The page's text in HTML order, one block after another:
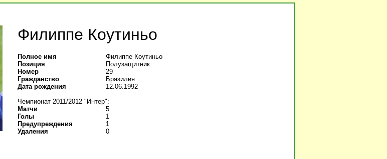
Филиппе Коутиньо
Полное имя
Филиппе Коутиньо
Позиция
Полузащитник
Номер
29
Гражданство
Бразилия
Дата рождения
12.06.1992
Чемпионат 2011/2012 "Интер":
Матчи
5
Голы
1
Предупреждения
1
Удаления
0